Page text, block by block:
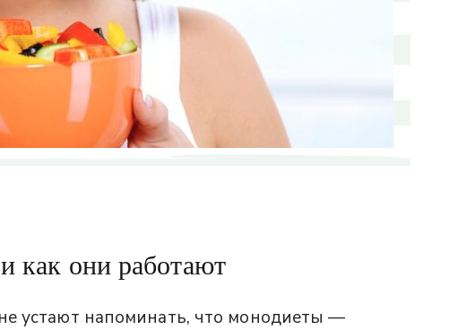
как они работают
устают напоминать, что монодиеты —